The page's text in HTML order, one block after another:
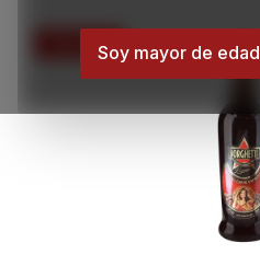
Soy mayor de edad
15% OFF